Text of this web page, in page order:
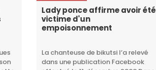
Lady ponce affirme avoir été
victime d'un
empoisonnement
La chanteuse de bikutsi l’a relevé
dans une publication Facebook